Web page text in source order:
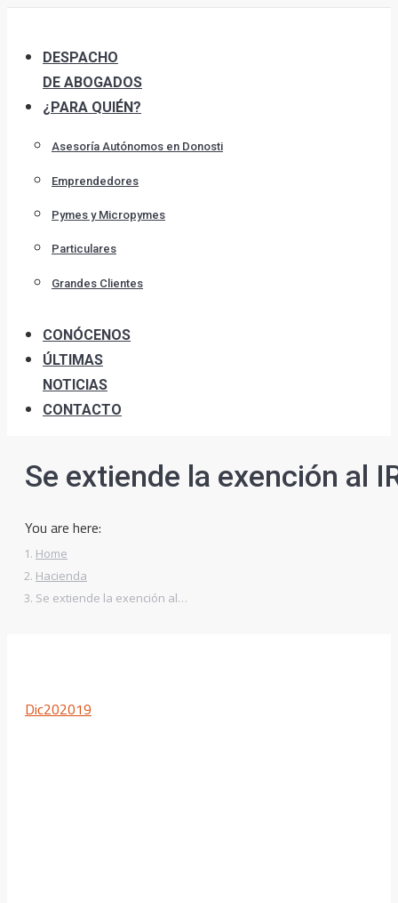
content
DESPACHO
DE ABOGADOS
¿PARA QUIÉN?
Asesoría Autónomos en Donosti
Emprendedores
Pymes y Micropymes
Particulares
Grandes Clientes
CONÓCENOS
ÚLTIMAS
NOTICIAS
CONTACTO
Se extiende la exención al
You are here:
Home
Hacienda
Se extiende la exención al…
Dic202019